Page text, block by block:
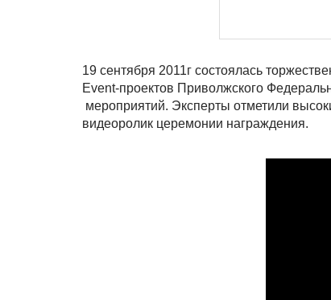
19 сентября 2011г состоялась
Event-проектов Приволжского
мероприятий. Эксперты отметили
видеоролик церемонии награждения.